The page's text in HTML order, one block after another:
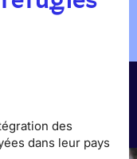
des
dans leur pays